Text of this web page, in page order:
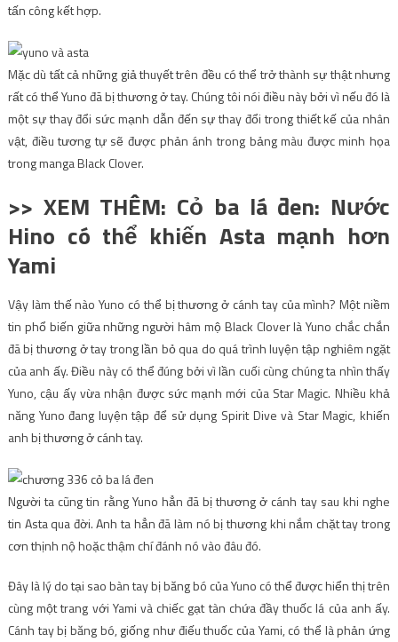
tấn công kết hợp.
Mặc dù tất cả những giả thuyết trên đều có thể trở thành sự thật nhưng
rất có thể Yuno đã bị thương ở tay. Chúng tôi nói điều này bởi vì nếu đó là
một sự thay đổi sức mạnh dẫn đến sự thay đổi trong thiết kế của nhân
vật, điều tương tự sẽ được phản ánh trong bảng màu được minh họa
trong manga Black Clover.
>> XEM THÊM: Cỏ ba lá đen: Nước
Hino có thể khiến Asta mạnh hơn
Yami
Vậy làm thế nào Yuno có thể bị thương ở cánh tay của mình? Một niềm
tin phổ biến giữa những người hâm mộ Black Clover là Yuno chắc chắn
đã bị thương ở tay trong lần bỏ qua do quá trình luyện tập nghiêm ngặt
của anh ấy. Điều này có thể đúng bởi vì lần cuối cùng chúng ta nhìn thấy
Yuno, cậu ấy vừa nhận được sức mạnh mới của Star Magic. Nhiều khả
năng Yuno đang luyện tập để sử dụng Spirit Dive và Star Magic, khiến
anh bị thương ở cánh tay.
Người ta cũng tin rằng Yuno hẳn đã bị thương ở cánh tay sau khi nghe
tin Asta qua đời. Anh ta hẳn đã làm nó bị thương khi nắm chặt tay trong
cơn thịnh nộ hoặc thậm chí đánh nó vào đâu đó.
Đây là lý do tại sao bàn tay bị băng bó của Yuno có thể được hiển thị trên
cùng một trang với Yami và chiếc gạt tàn chứa đầy thuốc lá của anh ấy.
Cánh tay bị băng bó, giống như điếu thuốc của Yami, có thể là phản ứng